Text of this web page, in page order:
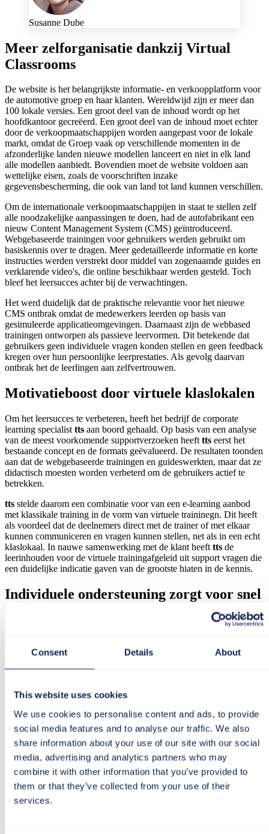
Consent Details About
This website uses cookies
We use cookies to personalise content and ads, to provide
social media features and to analyse our traffic. We also
share information about your use of our site with our social
media, advertising and analytics partners who may
combine it with other information that you’ve provided to
them or that they’ve collected from your use of their
services.
Susanne Dube
Meer zelforganisatie dankzij Virtual
Classrooms
De website is het belangrijkste informatie- en verkoopplatform voor
de automotive groep en haar klanten. Wereldwijd zijn er meer dan
100 lokale versies. Een groot deel van de inhoud wordt op het
hoofdkantoor gecreëerd. Een groot deel van de inhoud moetechter
doorde verkoopmaatschappijen worden aangepast voor de lokale
markt, omdat de Groep vaak op verschillende momenten in de
afzonderlijke landen nieuwe modellen lanceert en niet in elk land
alle modellen aanbiedt. Bovendien moet de website voldoen aan
wettelijke eisen, zoals de voorschriften inzake
gegevensbescherming, die ook van land tot land kunnen verschillen.
Om de internationale verkoopmaatschappijen in staat te stellen zelf
alle noodzakelijke aanpassingen te doen, had de autofabrikant een
nieuw Content Management System (CMS) geïntroduceerd.
Webgebaseerde trainingen voor gebruikers werden gebruikt om
basiskennis over te dragen. Meer gedetailleerde informatie en korte
instructies werden verstrekt door middel van zogenaamde guides en
verklarende video's, die online beschikbaar werden gesteld. Toch
bleef het leersucces achter bij de verwachtingen.
Het werd duidelijk dat de praktische relevantie voor het nieuwe
CMS ontbrak omdat de medewerkers leerden op basis van
gesimuleerde applicatieomgevingen. Daarnaast zijn de webbased
trainingen ontworpen als passieve leervormen. Dit betekende dat
gebruikers geen individuele vragen konden stellen en geen feedback
kregen over hun persoonlijke leerprestaties. Als gevolg daarvan
ontbrak het de leerlingen aan zelfvertrouwen.
Motivatieboost door virtuele klaslokalen
Om het leersucces te verbeteren, heeft het bedrijf de corporate
learning specialist tts aan boord gehaald. Op basis van een analyse
van de meest voorkomende supportverzoeken heeft tts eerst het
bestaande concept en de formats geëvalueerd. De resultaten toonden
aan dat de webgebaseerde trainingen en guideswerkten, maar dat ze
didactisch moesten worden verbeterd om de gebruikers actief te
betrekken.
tts stelde daarom een combinatie voor van een e-learning aanbod
met klassikale training in de vorm van virtuele traininegn. Dit heeft
als voordeel dat de deelnemers direct met de trainer of met elkaar
kunnen communiceren en vragen kunnen stellen, net als in een echt
klaslokaal. In nauwe samenwerking met de klant heeft tts de
leerinhouden voor de virtuele trainingafgeleid uit support vragen die
een duidelijke indicatie gaven van de grootste hiaten in de kennis.
Individuele ondersteuning zorgt voor snel
leersucces
groep en een ervaren
tts-trainerdie de virtuele klassikale training
methodisch begeleidt en indien nodig kan ingrijpen om
ondersteuning te bieden of zelf sessies te leiden. Voor de sessies
deelnemers ook spreken tijdens de sessie, terwijl de trainer
casestudies laat zien, oefeningen geeft en hulp en directe feedback
geeft over de bijdragen van de lerenden. Om de leerstof op te volgen
en te verdiepen, krijgen de deelnemers begeleidende oefeningen.
Virtuele klassikale training is vrijwillig voor medewerkers. Dit, maar
vooral de nieuwe interactieve mogelijkheden, zorgen voor een snelle
leervoortgang. Deelnemers worden actief betrokken, zijn
gemotiveerder en volgen de trainingen met meer aandacht dan onder
het vorige concept. En omdat de trainingen in de Virtual Classroom
beperkt zijn tot tien deelnemers, kunnen de trainers elke deelnemer
persoonlijk ondersteunen en individueel stimuleren.